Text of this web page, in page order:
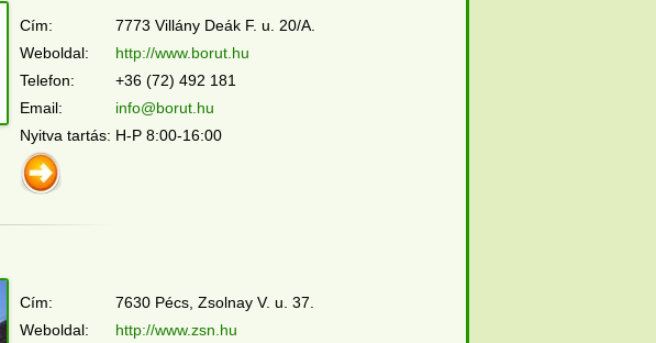
Cím:
7773 Villány Deák F. u. 20/A.
Weboldal:
http://www.borut.hu
Telefon:
+36 (72) 492 181
Email:
info@borut.hu
Nyitva tartás: H-P 8:00-16:00
Cím:
7630 Pécs, Zsolnay V. u. 37.
Weboldal:
http://www.zsn.hu